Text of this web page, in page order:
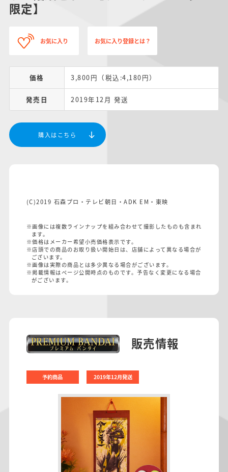
限定】
お気に入り お気に入り登録とは？
価格 3,800円（税込:4,180円）
発売日 2019年12月 発送
購入はこちら
(C)2019 石森プロ・テレビ朝日・ADK EM・東映
※画像には複数ラインナップを組み合わせて撮影したものも含まれ
ます。
※価格はメーカー希望小売価格表示です。
※店頭での商品のお取り扱い開始日は、店舗によって異なる場合が
ございます。
※画像は実際の商品とは多少異なる場合がございます。
※掲載情報はページ公開時点のものです。予告なく変更になる場合
がございます。
販売情報
予約商品 2019年12月発送